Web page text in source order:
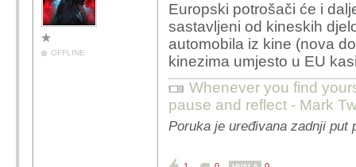
OFFLINE
Europski potrošači će i
sastavljeni od kineskih
automobila iz kine (nova
kinezima umjesto u EU
Whenever you find
pause and reflect - Mark
Poruka je uređivana zadnji put